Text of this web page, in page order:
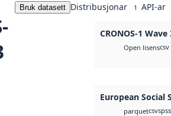
Bruk datasett Distribusjonar 1 API-ar
CRONOS-1
Open lisenscsv
European Social
parquetcsv